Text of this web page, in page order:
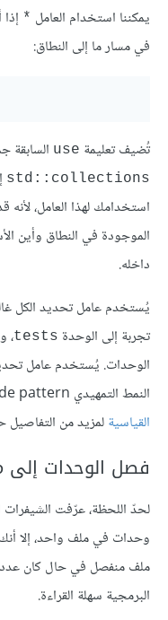
يمكننا استخدام العامل *
في مسار ما إلى النطاق:
تُضيف تعليمة use السابقة
std::collections
استخدامك لهذا العامل،
الموجودة في النطاق وأين
داخله.
يُستخدم عامل تحديد الكل
تجربة إلى الوحدة tests،
الوحدات. يُستخدم عامل
النمط التمهيدي prelude pattern، ألقِ نظرةً على
القياسيةلمزيد من التفاصيل
فصل الوحدات إلى
لحدّ اللحظة، عرّفت الشيفرات
وحدات في ملف واحد، إلا
ملف منفصل في حال كان
البرمجية سهلة القراءة.